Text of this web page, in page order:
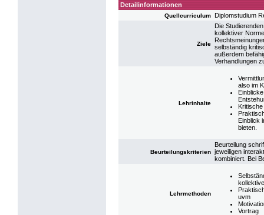
Detailinformationen
Quellcurriculum Diplomstudium
Ziele
Die
kollektiver
selbständig
außerdem
Verhandlungen
Lehrinhalte
also im
Einblick
bieten.
Beurteilungskriterien
Beurteilung
jeweiligen
kombiniert. Bei
Lehrmethoden
uvm
Vortrag